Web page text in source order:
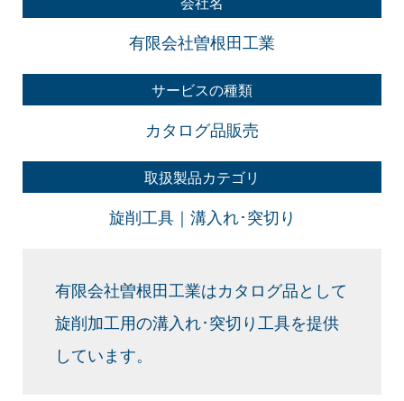
有限会社曽根田工業
サービスの種類
カタログ品販売
取扱製品カテゴリ
旋削工具｜溝入れ･突切り
有限会社曽根田工業はカタログ品として
旋削加工用の溝入れ･突切り工具を提供
しています。